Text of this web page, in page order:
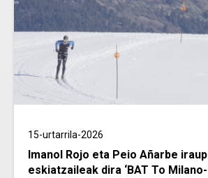
15-urtarrila-2026
Imanol Rojo eta Peio Añarbe
eskiatzaileak dira ‘BAT To